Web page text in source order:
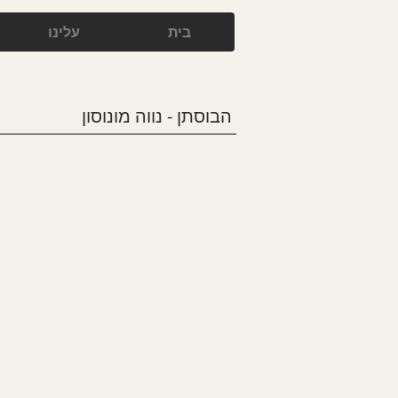
עלינו בית
הבוסתן - נווה מונוסון